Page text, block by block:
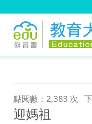
點閱數：2,383 次
迎媽祖